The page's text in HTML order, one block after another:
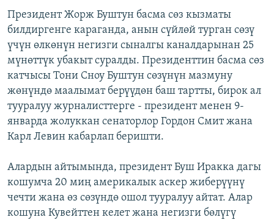
Президент Жорж Буштун басма сөз кызматы
билдиргенге караганда, анын сүйлөй турган сөзү
үчүн өлкөнүн негизги сыналгы каналдарынан 25
мүнөттүк убакыт суралды. Президенттин басма сөз
катчысы Тони Сноу Буштун сөзүнүн мазмуну
жөнүндө маалымат берүүдөн баш тартты, бирок ал
тууралуу журналисттерге - президент менен 9-
январда жолуккан сенаторлор Гордон Смит жана
Карл Левин кабарлап беришти.
Алардын айтымында, президент Буш Иракка дагы
кошумча 20 миң америкалык аскер жиберүүнү
чечти жана өз сөзүндө ошол тууралуу айтат. Алар
кошуна Кувейттен келет жана негизги бөлүгү